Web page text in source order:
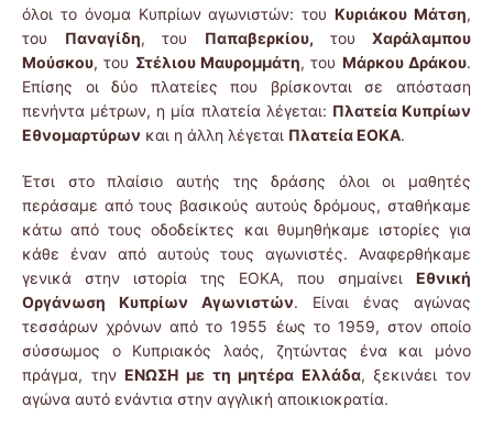
όλοι το όνομα Κυπρίων αγωνιστών: τουΚυριάκου Μάτση,
του Παναγίδη, του Παπαβερκίου, του Χαράλαμπου
Μούσκου, του Στέλιου Μαυρομμάτη, του Μάρκου Δράκου.
Επίσης οι δύο πλατείες που βρίσκονται σε απόσταση
πενήντα μέτρων, η μία πλατεία λέγεται: Πλατεία Κυπρίων
Εθνομαρτύρων και η άλλη λέγεται Πλατεία ΕΟΚΑ.
Έτσι στο πλαίσιο αυτής της δράσης όλοι οι μαθητές
περάσαμε από τους βασικούς αυτούς δρόμους, σταθήκαμε
κάτω από τους οδοδείκτες και θυμηθήκαμε ιστορίες για
κάθε έναν από αυτούς τους αγωνιστές. Αναφερθήκαμε
γενικά στην ιστορία της ΕΟΚΑ, που σημαίνει Εθνική
Οργάνωση Κυπρίων Αγωνιστών. Είναι ένας αγώνας
τεσσάρων χρόνων από το 1955 έως το 1959, στον οποίο
σύσσωμος ο Κυπριακός λαός, ζητώντας ένα και μόνο
πράγμα, τηνΕΝΩΣΗ με τη μητέρα Ελλάδα, ξεκινάει τον
αγώνα αυτό ενάντια στην αγγλική αποικιοκρατία.